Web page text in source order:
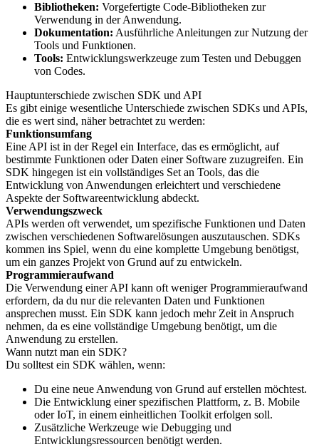
Bibliotheken: Vorgefertigte Code-Bibliotheken zur
Verwendung in der Anwendung.
Dokumentation: Ausführliche Anleitungen zur Nutzung der
Tools und Funktionen.
Tools: Entwicklungswerkzeuge zum Testen und Debuggen
von Codes.
Hauptunterschiede zwischen SDK und API
Es gibt einige wesentliche Unterschiede zwischen SDKs und APIs,
die es wert sind, näher betrachtet zu werden:
Funktionsumfang
Eine API ist in der Regel ein Interface, das es ermöglicht, auf
bestimmte Funktionen oder Daten einer Software zuzugreifen. Ein
SDK hingegen ist ein vollständiges Set an Tools, das die
Entwicklung von Anwendungen erleichtert und verschiedene
Aspekte der Softwareentwicklung abdeckt.
Verwendungszweck
APIs werden oft verwendet, um spezifische Funktionen und Daten
zwischen verschiedenen Softwarelösungen auszutauschen. SDKs
kommen ins Spiel, wenn du eine komplette Umgebung benötigst,
um ein ganzes Projekt von Grund auf zu entwickeln.
Programmieraufwand
Die Verwendung einer API kann oft weniger Programmieraufwand
erfordern, da du nur die relevanten Daten und Funktionen
ansprechen musst. Ein SDK kann jedoch mehr Zeit in Anspruch
nehmen, da es eine vollständige Umgebung benötigt, um die
Anwendung zu erstellen.
Wann nutzt man ein SDK?
Du solltest ein SDK wählen, wenn:
Du eine neue Anwendung von Grund auf erstellen möchtest.
Die Entwicklung einer spezifischen Plattform, z. B. Mobile
oder IoT, in einem einheitlichen Toolkit erfolgen soll.
Zusätzliche Werkzeuge wie Debugging und
Entwicklungsressourcen benötigt werden.